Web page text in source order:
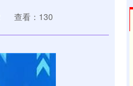
查看：130